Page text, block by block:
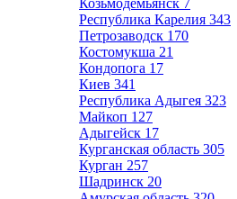
Козьмодемьянск 7
Республика Карелия 343
Петрозаводск 170
Костомукша 21
Кондопога 17
Киев 341
Республика Адыгея 323
Майкоп 127
Адыгейск 17
Курганская область 305
Курган 257
Шадринск 20